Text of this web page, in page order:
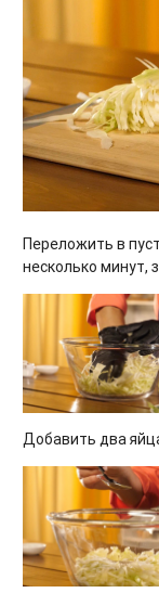
Переложить в
несколько минут,
Добавить два